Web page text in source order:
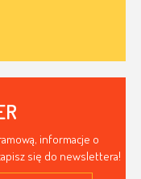
informacje o
się do newslettera!